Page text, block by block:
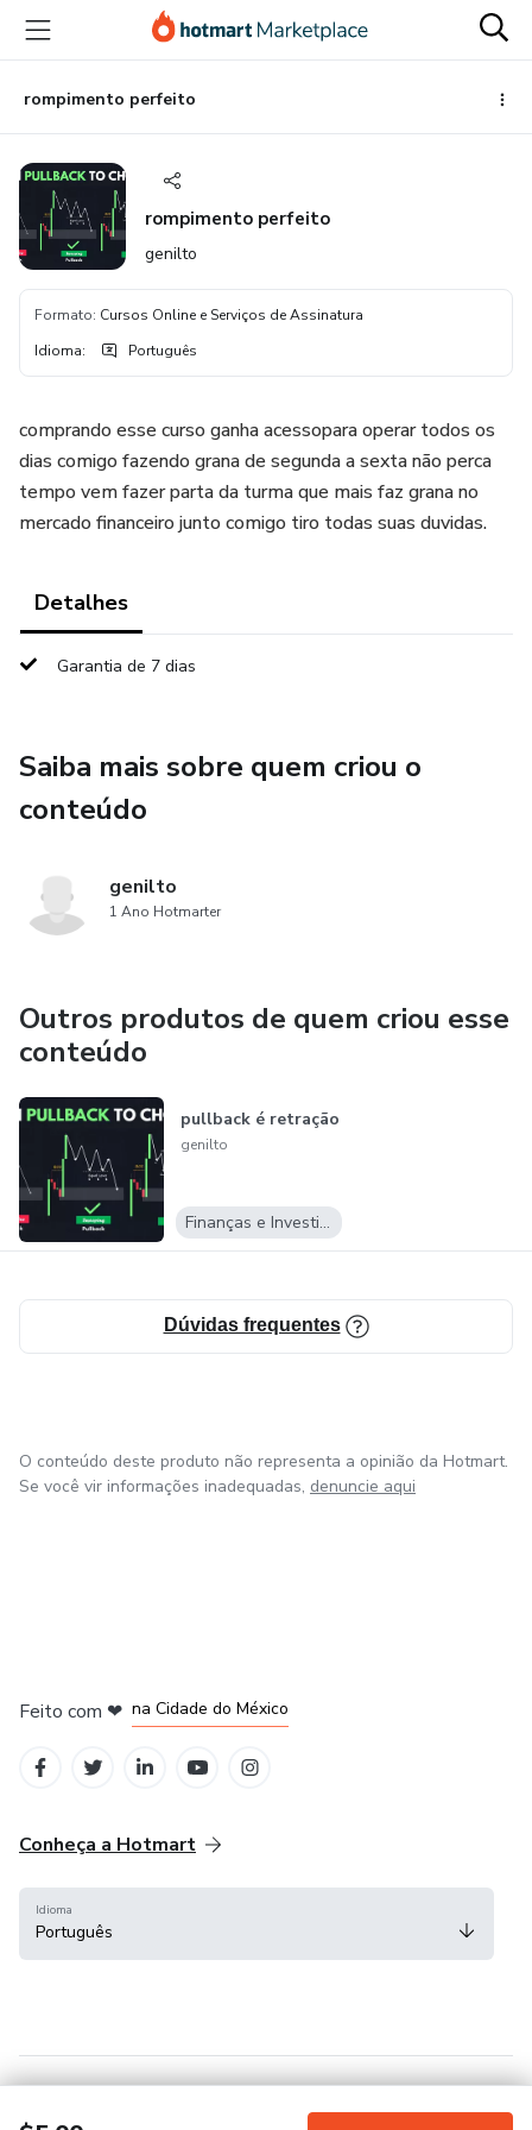
para
conteúdo
principal
para
pagamento
para
rodapérompimento perfeito
rompimento perfeito
genilto
Formato: Cursos Online e Serviços de Assinatura
Idioma: Português
comprando esse curso ganha acessopara operar todos os
dias comigo fazendo grana de segunda a sexta não perca
tempo vem fazer parta da turma que mais faz grana no
mercado financeiro junto comigo tiro todas suas duvidas.
Detalhes
Garantia de 7 dias
Saiba mais sobre quem criou o
conteúdo
genilto
1 Ano Hotmarter
Outros produtos de quem criou esse
conteúdo
pullback é retração
genilto
Finanças e Investimentos
Dúvidas frequentes
O conteúdo deste produto não representa a opinião da Hotmart.
Se você vir informações inadequadas, denuncie aqui
Feito com ❤ na Cidade do México
Conheça a Hotmart
Idioma
Português
Central de ajuda